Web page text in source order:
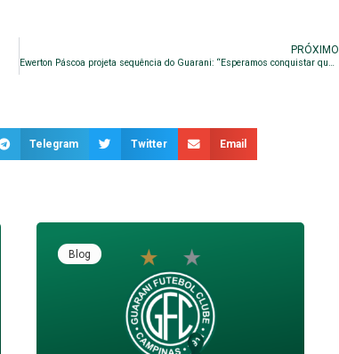
PRÓXIMO
Ewerton Páscoa projeta sequência do Guarani: “Esperamos conquistar quatro nos próximos seis pontos”
Telegram Twitter Email
Blog